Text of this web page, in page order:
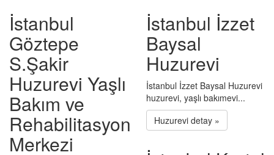
İstanbul
Göztepe
S.Şakir
Huzurevi Yaşlı
Bakım ve
Rehabilitasyon
Merkezi
İstanbul İzzet
Baysal
Huzurevi
İstanbul İzzet Baysal Huzurevi
huzurevi, yaşlı bakımevi...
Huzurevi detay »